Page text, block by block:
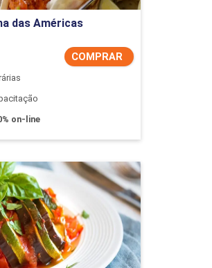
das Américas
COMPRAR
on-line
Cozinha Europeia
Detalhes do curso
Comprar Agora